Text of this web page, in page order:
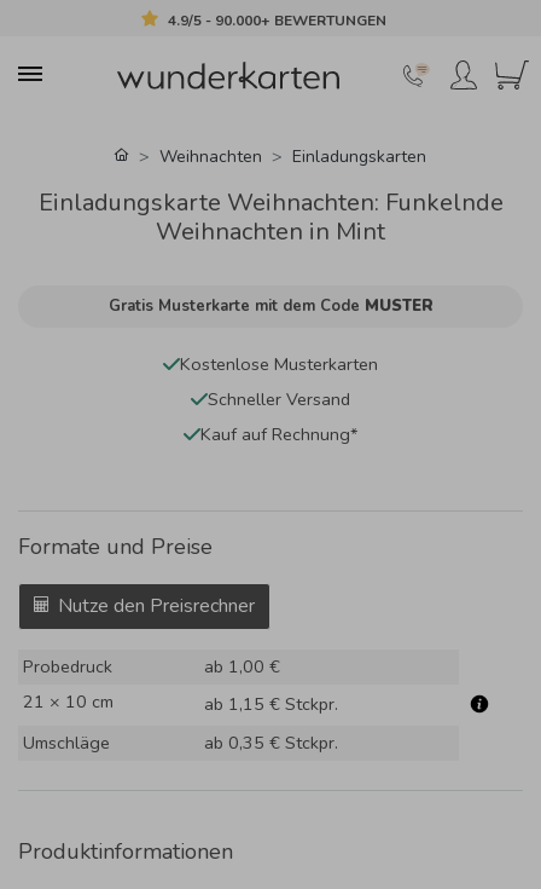
4.9/5 - 90.000+ BEWERTUNGEN
Weihnachten Einladungskarten
Einladungskarte Weihnachten: Funkelnde
Weihnachten in Mint
Gratis Musterkarte mit dem Code MUSTER
Kostenlose Musterkarten
Schneller Versand
Kauf auf Rechnung*
Formate und Preise
Nutze den Preisrechner
Probedruck
ab 1,00 €
21 × 10 cm
ab 1,15 € Stckpr.
Umschläge
ab 0,35 € Stckpr.
Produktinformationen